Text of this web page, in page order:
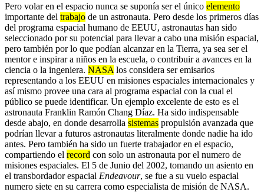
Pero volar en el espacio nunca se suponía ser el único elemento
importante del trabajo de un astronauta. Pero desde los primeros días
del programa espacial humano de EEUU, astronautas han sido
seleccionado por su potencial para llevar a cabo una misión espacial,
pero también por lo que podían alcanzar en la Tierra, ya sea ser el
mentor e inspirar a niños en la escuela, o contribuir a avances en la
ciencia o la ingeniera. NASA los considera ser emisarios
representando a los EEUU en misiones espaciales internacionales y
así mismo provee una cara al programa espacial con la cual el
público se puede identificar. Un ejemplo excelente de esto es el
astronauta Franklin Ramón Chang Díaz. Ha sido indispensable
desde abajo, en donde desarrolla sistemas propulsión avanzada que
podrían llevar a futuros astronautas literalmente donde nadie ha ido
antes. Pero también ha sido un fuerte trabajador en el espacio,
compartiendo el record con solo un astronauta por el numero de
misiones espaciales. El 5 de Junio del 2002, tomando un asiento en
el transbordador espacial Endeavour, se fue a su vuelo espacial
numero siete en su carrera como especialista de misión de NASA.